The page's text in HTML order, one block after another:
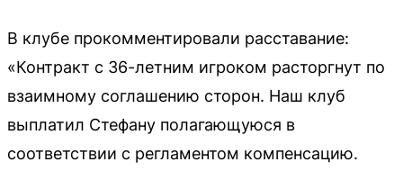
В клубе прокомментировали расставание:
«Контракт с 36-летним игроком расторгнут по
взаимному соглашению сторон. Наш клуб
выплатил Стефану полагающуюся в
соответствии с регламентом компенсацию.